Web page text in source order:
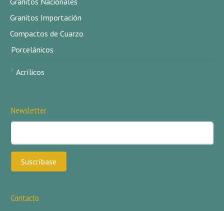
Granitos Importación
Compactos de Cuarzo
Porcelánicos
Acrílicos
Newsletter
Contacto